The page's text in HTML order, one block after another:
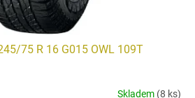
75 R 16 G015 OWL 109T
Skladem (8 ks)